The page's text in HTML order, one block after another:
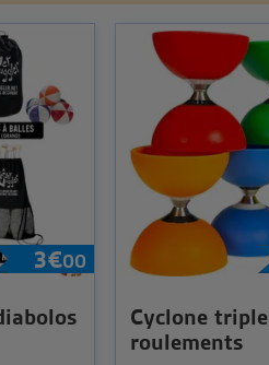
3€00
Cyclone triple
roulements